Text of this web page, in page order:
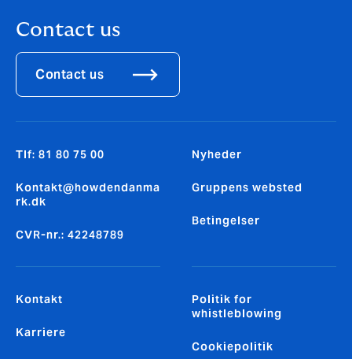
Contact us
Contact us
Tlf: 81 80 75 00
Kontakt@howdendanma
rk.dk
CVR-nr.: 42248789
Nyheder
Gruppens websted
Betingelser
Kontakt
Karriere
Politik for
whistleblowing
Cookiepolitik